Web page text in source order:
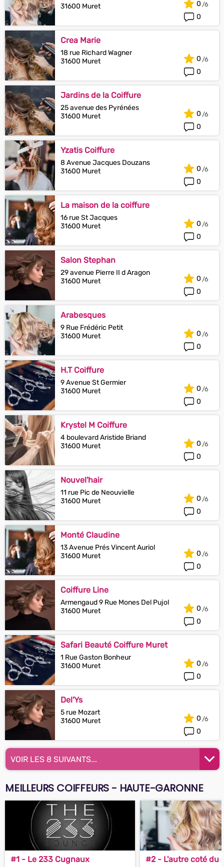
31600 Muret
0
0
Crea Marie
18 rue Richard Wagner
31600 Muret
0
0
Jardins de la Coiffure
25 avenue des Pyrénées
31600 Muret
0
0
Yzatis Coiffure
8 Avenue Jacques Douzans
31600 Muret
0
0
La maison de la coiffure
16 rue St Jacques
31600 Muret
0
0
Salon Stephan
29 avenue Pierre II d Aragon
31600 Muret
0
0
Arabesques
9 Rue Frédéric Petit
31600 Muret
0
0
H.T Coiffure
9 Avenue St Germier
31600 Muret
0
0
Krystel M Coiffure
4 boulevard Aristide Briand
31600 Muret
0
0
Nouvel'hair
11 rue Pic de Neouvielle
31600 Muret
0
0
Monté Claudine
13 Avenue Prés Vincent Auriol
31600 Muret
0
0
Coiffure Line
Armengaud 9 Rue Mones Del Pujol
31600 Muret
0
0
Safari Beauté Coiffure Muret
1 Rue Gaston Bonheur
31600 Muret
0
0
Del'Ys
5 rue Mozart
31600 Muret
0
0
VOIR LES 8 SUIVANTS...
MEILLEURS COIFFEURS - HAUTE-GARONNE
#1 - Le 233 Cugnaux #2 - L'autre coté du